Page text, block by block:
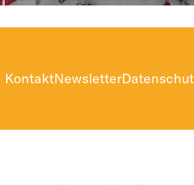
KontaktNewsletter